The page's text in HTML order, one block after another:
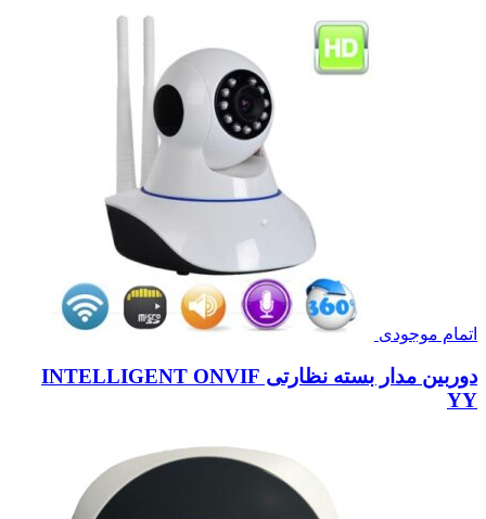
اتمام موجودی
دوربین مدار بسته نظارتی INTELLIGENT ONVIF
YY